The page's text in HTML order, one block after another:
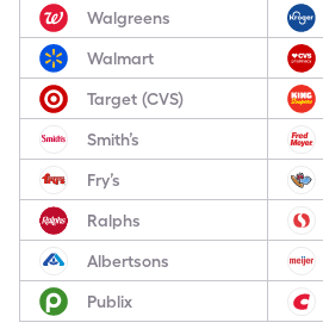
Walgreens
Walmart
Target (CVS)
Smith’s
Fry’s
Ralphs
Albertsons
Publix